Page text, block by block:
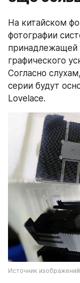
На китайском
фотографии
принадлежащей
графического
Согласно
серии будут
Lovelace.
Источник